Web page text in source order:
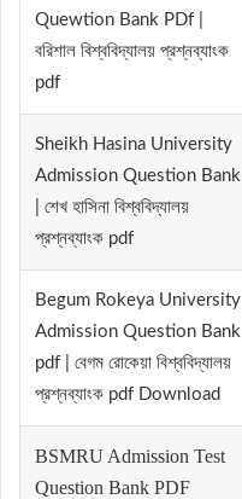
Quewtion Bank PDf |
বরিশাল বিশ্ববিদ্যালয় প্রশ্নব্যাংক
pdf
Sheikh Hasina University
Admission Question Bank
| শেখ হাসিনা বিশ্ববিদ্যালয়
প্রশ্নব্যাংক pdf
Begum Rokeya University
Admission Question Bank
pdf | বেগম রোকেয়া বিশ্ববিদ্যালয়
প্রশ্নব্যাংক pdf Download
BSMRU Admission Test
Question Bank PDF